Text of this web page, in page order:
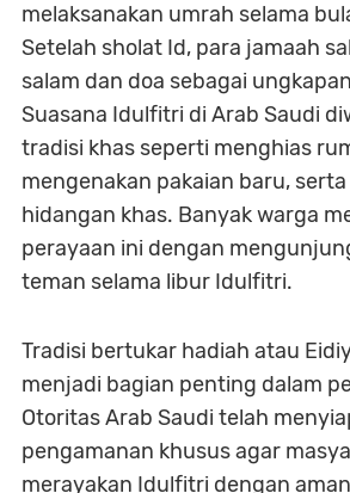
melaksanakan umrah selama
Setelah sholat Id, para jamaah
salam dan doa sebagai
Suasana Idulfitri di Arab Saudi
tradisi khas seperti menghias
mengenakan pakaian baru,
hidangan khas. Banyak warga
perayaan ini dengan
teman selama libur Idulfitri.
Tradisi bertukar hadiah atau
menjadi bagian penting dalam
Otoritas Arab Saudi telah
pengamanan khusus agar
merayakan Idulfitri dengan